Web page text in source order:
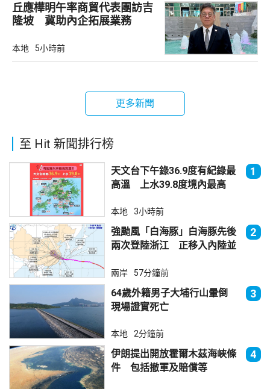
丘應樺明午率商貿代表團訪吉
隆坡 冀助內企拓展業務
本地 5小時前
更多新聞
至 Hit 新聞排行榜
天文台下午錄36.9度有紀錄最
高溫 上水39.8度境內最高
1
本地 3小時前
強颱風「白海豚」白海豚先後
兩次登陸浙江 正移入內陸並
2
兩岸 57分鐘前
64歲外籍男子大埔行山暈倒
現場證實死亡
3
本地 2分鐘前
伊朗提出開放霍爾木茲海峽條
件 包括撤軍及賠償等
4